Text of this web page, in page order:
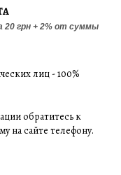
20 грн + 2% от суммы
лиц - 100%
обратитесь к
на сайте телефону.